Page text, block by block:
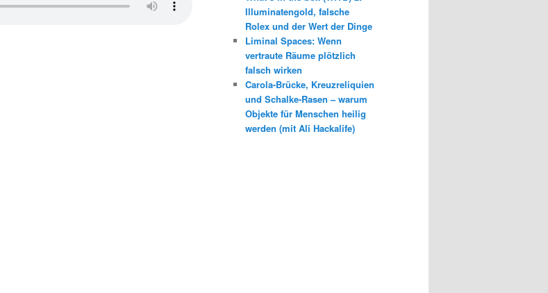
Illuminatengold, falsche
Rolex und der Wert der Dinge
Liminal Spaces: Wenn
vertraute Räume plötzlich
falsch wirken
Carola-Brücke, Kreuzreliquien
und Schalke-Rasen – warum
Objekte für Menschen heilig
werden (mit Ali Hackalife)